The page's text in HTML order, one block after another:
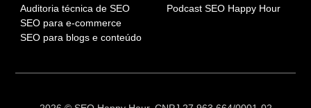
Auditoria técnica de SEO
SEO para e-commerce
SEO para blogs e conteúdo
Podcast SEO Happy Hour